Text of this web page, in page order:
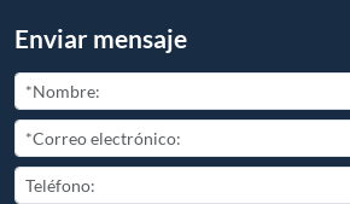
Enviar mensaje